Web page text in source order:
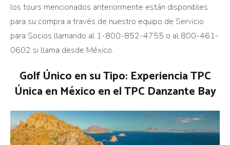
los tours mencionados anteriormente están disponibles
para su compra a través de nuestro equipo de Servicio
para Socios llamando al 1-800-852-4755 o al 800-461-
0602 si llama desde México.
Golf Único en su Tipo: Experiencia TPC
Única en México en el TPC Danzante Bay